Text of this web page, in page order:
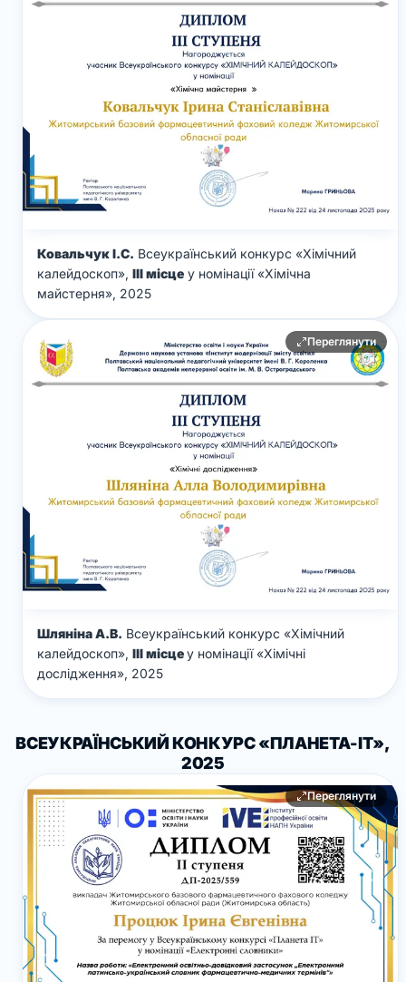
Ковальчук І.С. Всеукраїнський конкурс «Хімічний
калейдоскоп», ІІІ місце у номінації «Хімічна
майстерня», 2025
Переглянути
Шляніна А.В. Всеукраїнський конкурс «Хімічний
калейдоскоп», ІІІ місцеу номінації «Хімічні
дослідження», 2025
ВСЕУКРАЇНСЬКИЙ КОНКУРС «ПЛАНЕТА-ІТ»,
2025
Переглянути